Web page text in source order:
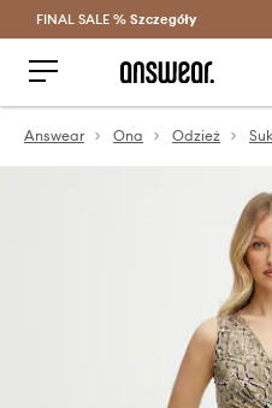
Oszczędzaj z
FINAL SALE % Szczegóły
Answear Ona Odzież